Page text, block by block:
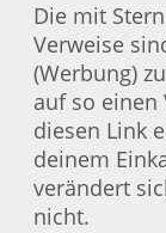
Die mit
Verweise
(Werbung)
auf so
diesen Link
deinem
verändert
nicht.